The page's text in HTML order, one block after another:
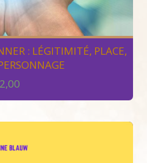
: LÉGITIMITÉ, PLACE,